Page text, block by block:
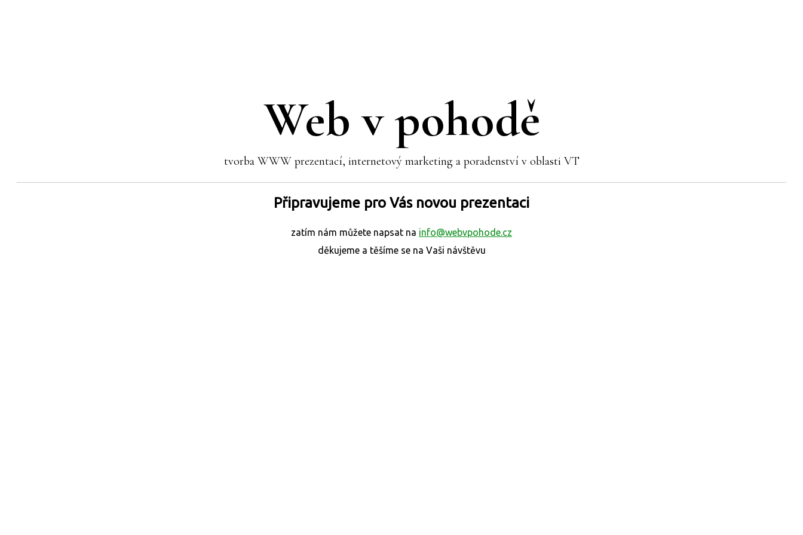
Web v pohodě
tvorba WWW prezentací, internetový marketing a poradenství v oblasti VT
Připravujeme pro Vás novou prezentaci
zatím nám můžete napsat na info@webvpohode.cz
děkujeme a těšíme se na Vaši návštěvu